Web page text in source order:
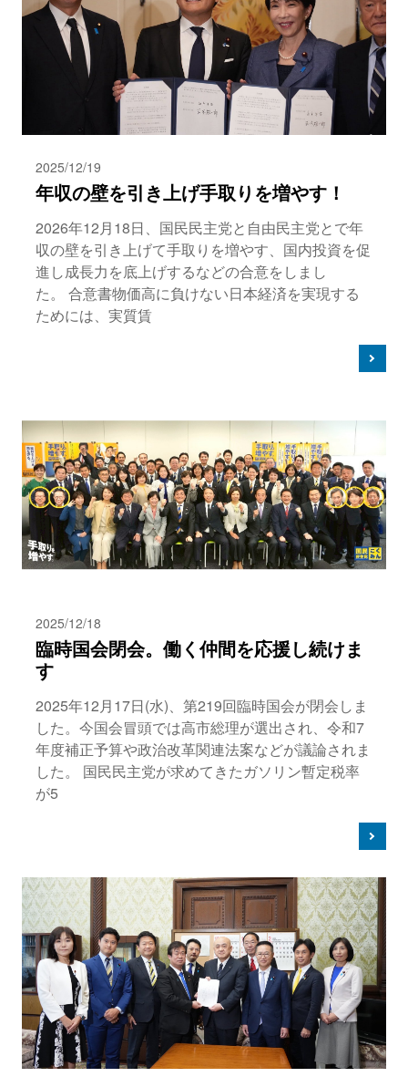
2025/12/19
年収の壁を引き上げ手取りを増やす！
2026年12月18日、国民民主党と自由民主党とで年
収の壁を引き上げて手取りを増やす、国内投資を促
進し成長力を底上げするなどの合意をしまし
た。 合意書物価高に負けない日本経済を実現する
ためには、実質賃
2025/12/18
臨時国会閉会。働く仲間を応援し続けま
す
2025年12月17日(水)、第219回臨時国会が閉会しま
した。今国会冒頭では高市総理が選出され、令和7
年度補正予算や政治改革関連法案などが議論されま
した。 国民民主党が求めてきたガソリン暫定税率
が5